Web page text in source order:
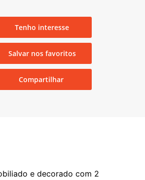
Tenho interesse
Salvar nos favoritos
Compartilhar
e decorado com 2